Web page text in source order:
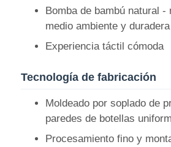
Bomba de bloqueo izquierda
La bomba de loción de bloqueo
Bomba del dispensador del jarabe
Rociador fino de la niebla
Bomba de bambú natural -
medio ambiente y duradera
Experiencia táctil cómoda
Tecnología de fabricación
Moldeado por soplado de
paredes de botellas
Procesamiento fino y